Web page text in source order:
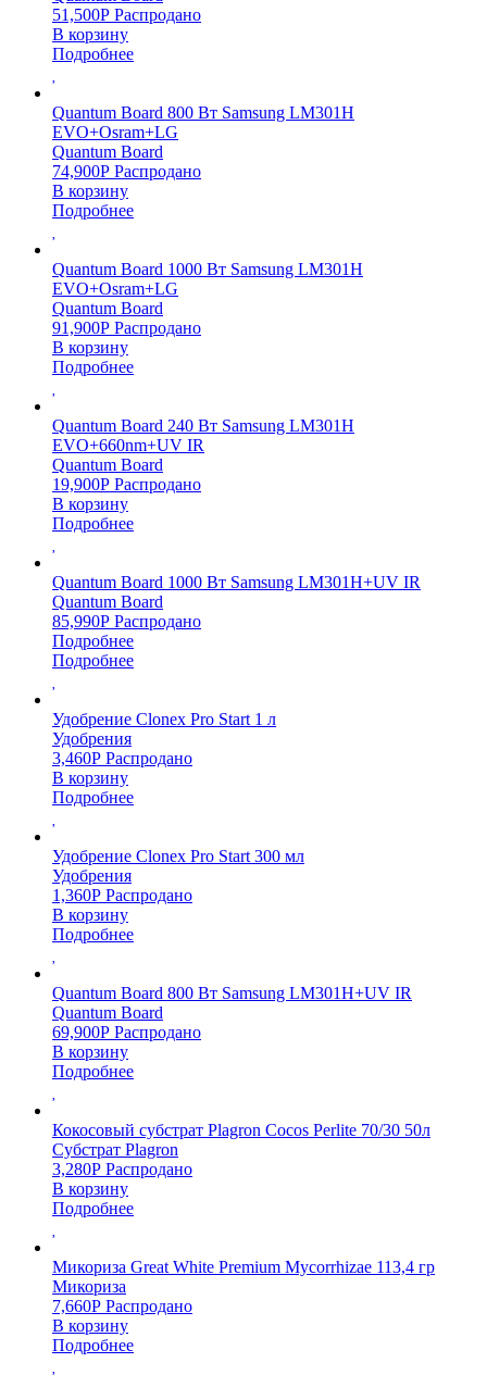
51,500Р Распродано
В корзину
Подробнее
Quantum Board 800 Вт Samsung LM301H
EVO+Osram+LG
Quantum Board
74,900Р Распродано
В корзину
Подробнее
Quantum Board 1000 Вт Samsung LM301H
EVO+Osram+LG
Quantum Board
91,900Р Распродано
В корзину
Подробнее
Quantum Board 240 Вт Samsung LM301H
EVO+660nm+UV IR
Quantum Board
19,900Р Распродано
В корзину
Подробнее
Quantum Board 1000 Вт Samsung LM301H+UV IR
Quantum Board
85,990Р Распродано
Подробнее
Подробнее
Удобрение Clonex Pro Start 1 л
Удобрения
3,460Р Распродано
В корзину
Подробнее
Удобрение Clonex Pro Start 300 мл
Удобрения
1,360Р Распродано
В корзину
Подробнее
Quantum Board 800 Вт Samsung LM301H+UV IR
Quantum Board
69,900Р Распродано
В корзину
Подробнее
Кокосовый субстрат Plagron Cocos Perlite 70/30 50л
Субстрат Plagron
3,280Р Распродано
В корзину
Подробнее
Микориза Great White Premium Mycorrhizae 113,4 гр
Микориза
7,660Р Распродано
В корзину
Подробнее